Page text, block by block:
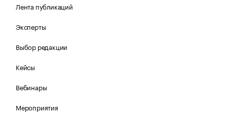
Лента публикаций
Эксперты
Выбор редакции
Кейсы
Вебинары
Мероприятия